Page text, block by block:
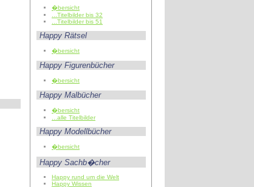
�bersicht
...Titelbilder bis 32
...Titelbilder bis 51
Happy Rätsel
�bersicht
Happy Figurenbücher
�bersicht
Happy Malbücher
�bersicht
...alle Titelbilder
Happy Modellbücher
�bersicht
Happy Sachb�cher
Happy rund um die Welt
Happy Wissen